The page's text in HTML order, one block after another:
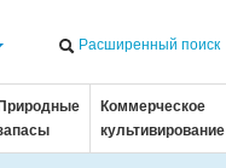
Расширенный поиск
Коммерческое
культивирование